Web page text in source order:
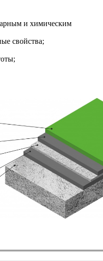
и химическим
свойства;